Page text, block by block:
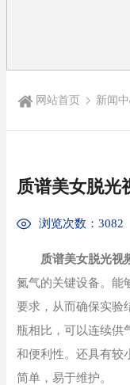
网站首页 新闻
质谱美女脱光
浏览次数：3082
质谱美女脱光视
氮气的关键设备。能
要求，从而确保实验
瓶相比，可以连续供
和便利性。还具有较
简单，易于维护。